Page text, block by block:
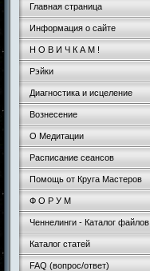
Главная страница
Информация о сайте
Н О В И Ч К А М !
Рэйки
Диагностика и исцеление
Вознесение
О Медитации
Расписание сеансов
Помощь от Круга Мастеров
Ф О Р У М
Ченнелинги - Каталог файлов
Каталог статей
FAQ (вопрос/ответ)